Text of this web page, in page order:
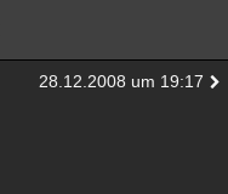
28.12.2008 um 19:17